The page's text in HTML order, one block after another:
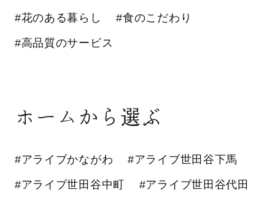
#花のある暮らし #食のこだわり
#高品質のサービス
ホームから選ぶ
#アライブかながわ #アライブ世田谷下馬
#アライブ世田谷中町 #アライブ世田谷代田